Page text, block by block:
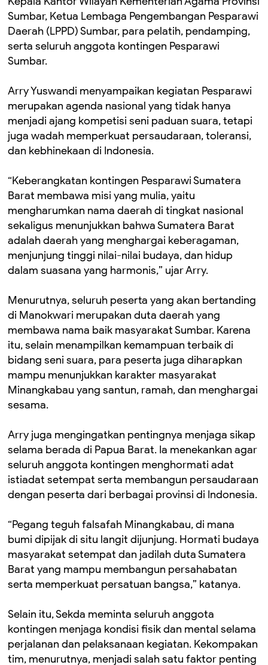
Sumbar, Ketua Lembaga Pengembangan Pesparawi
Daerah (LPPD) Sumbar, para pelatih, pendamping,
serta seluruh anggota kontingen Pesparawi
Sumbar.
Arry Yuswandi menyampaikan kegiatan Pesparawi
merupakan agenda nasional yang tidak hanya
menjadi ajang kompetisi seni paduan suara, tetapi
juga wadah memperkuat persaudaraan, toleransi,
dan kebhinekaan di Indonesia.
“Keberangkatan kontingen Pesparawi Sumatera
Barat membawa misi yang mulia, yaitu
mengharumkan nama daerah di tingkat nasional
sekaligus menunjukkan bahwa Sumatera Barat
adalah daerah yang menghargai keberagaman,
menjunjung tinggi nilai-nilai budaya, dan hidup
dalam suasana yang harmonis,” ujar Arry.
Menurutnya, seluruh peserta yang akan bertanding
di Manokwari merupakan duta daerah yang
membawa nama baik masyarakat Sumbar. Karena
itu, selain menampilkan kemampuan terbaik di
bidang seni suara, para peserta juga diharapkan
mampu menunjukkan karakter masyarakat
Minangkabau yang santun, ramah, dan menghargai
sesama.
Arry juga mengingatkan pentingnya menjaga sikap
selama berada di Papua Barat. Ia menekankan agar
seluruh anggota kontingen menghormati adat
istiadat setempat serta membangun persaudaraan
dengan peserta dari berbagai provinsi di Indonesia.
“Pegang teguh falsafah Minangkabau, di mana
bumi dipijak di situ langit dijunjung. Hormati budaya
masyarakat setempat dan jadilah duta Sumatera
Barat yang mampu membangun persahabatan
serta memperkuat persatuan bangsa,” katanya.
Selain itu, Sekda meminta seluruh anggota
kontingen menjaga kondisi fisik dan mental selama
perjalanan dan pelaksanaan kegiatan. Kekompakan
tim, menurutnya, menjadi salah satu faktor penting